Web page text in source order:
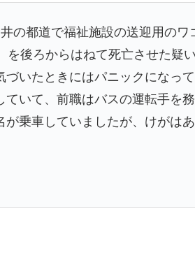
の都道で福祉施設の送迎用の
後ろからはねて死亡させた疑
いたときにはパニックになっ
いて、前職はバスの運転手を
乗車していましたが、けがはあ